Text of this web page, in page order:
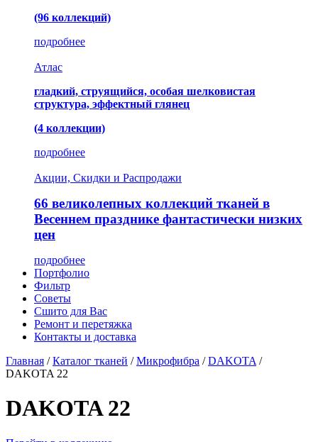
(96 коллекций)
подробнее
Атлас
гладкий, струящийся, особая шелковистая
структура, эффектный глянец
(4 коллекции)
подробнее
Акции, Скидки и Распродажи
66 великолепных коллекций тканей в
Весеннем празднике фантастически низких
цен
подробнее
Портфолио
Фильтр
Советы
Сшито для Вас
Ремонт и перетяжка
Контакты и доставка
Главная / Каталог тканей / Микрофибра / DAKOTA /
DAKOTA 22
DAKOTA 22